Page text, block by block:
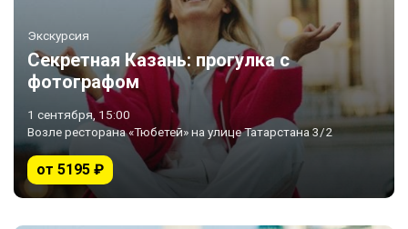
Экскурсия
Секретная Казань: прогулка с
фотографом
1 сентября, 15:00
Возле ресторана «Тюбетей» на улице Татарстана 3/2
от 5195 ₽